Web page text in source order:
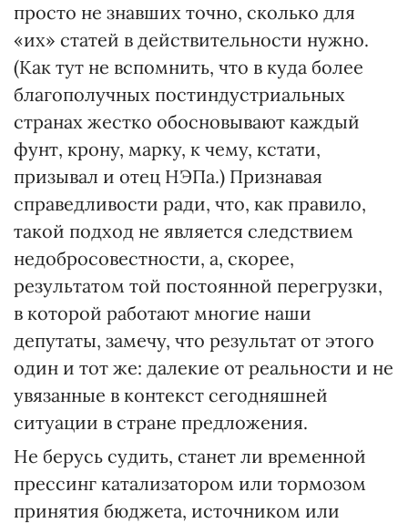
просто не знавших точно, сколько для
«их» статей в действительности нужно.
(Как тут не вспомнить, что в куда более
благополучных постиндустриальных
странах жестко обосновывают каждый
фунт, крону, марку, к чему, кстати,
призывал и отец НЭПа.) Признавая
справедливости ради, что, как правило,
такой подход не является следствием
недобросовестности, а, скорее,
результатом той постоянной перегрузки,
в которой работают многие наши
депутаты, замечу, что результат от этого
один и тот же: далекие от реальности и не
увязанные в контекст сегодняшней
ситуации в стране предложения.
Не берусь судить, станет ли временной
прессинг катализатором или тормозом
принятия бюджета, источником или